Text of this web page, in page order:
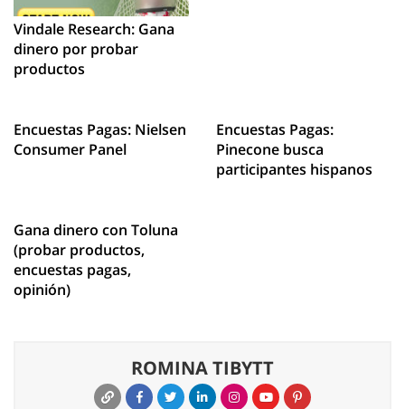
Vindale Research: Gana
dinero por probar
productos
Encuestas Pagas: Nielsen
Consumer Panel
Encuestas Pagas:
Pinecone busca
participantes hispanos
Gana dinero con Toluna
(probar productos,
encuestas pagas,
opinión)
ROMINA TIBYTT